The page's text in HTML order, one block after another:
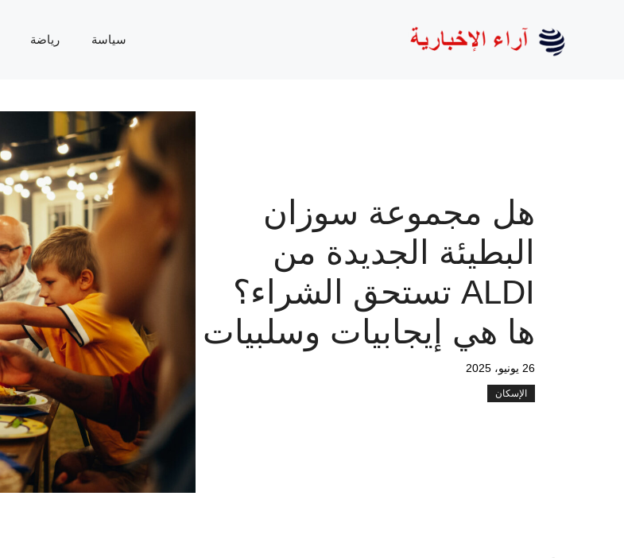
سياسة رياضة
هل مجموعة سوزان
البطيئة الجديدة من
ALDI تستحق الشراء؟
ها هي إيجابيات وسلبيات
26 يونيو، 2025
الإسكان